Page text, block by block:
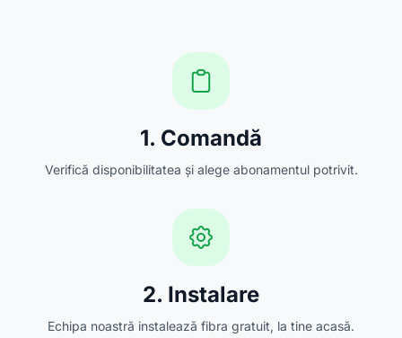
1. Comandă
Verifică disponibilitatea și alege abonamentul potrivit.
2. Instalare
Echipa noastră instalează fibra gratuit, la tine acasă.